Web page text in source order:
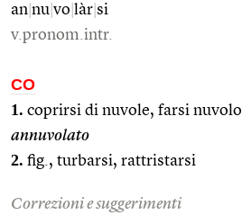
an nu vo làr si
v.pronom.intr.
CO
1. coprirsi di nuvole, farsi
annuvolato
2. fig., turbarsi, rattristarsi
Correzioni e suggerimenti